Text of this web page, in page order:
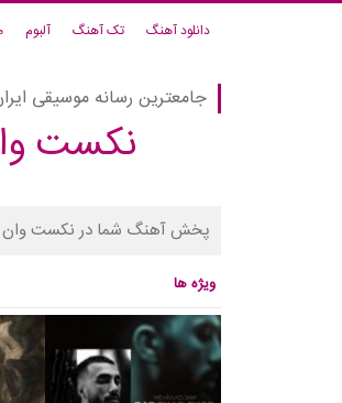
دانلود آهنگ تک آهنگ آلبوم
جامعترین رسانه موسیقی
نکست
پخش آهنگ شما در نکست وان
ویژه ها